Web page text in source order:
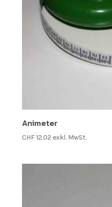
Animeter
CHF12.02 exkl. MwSt.